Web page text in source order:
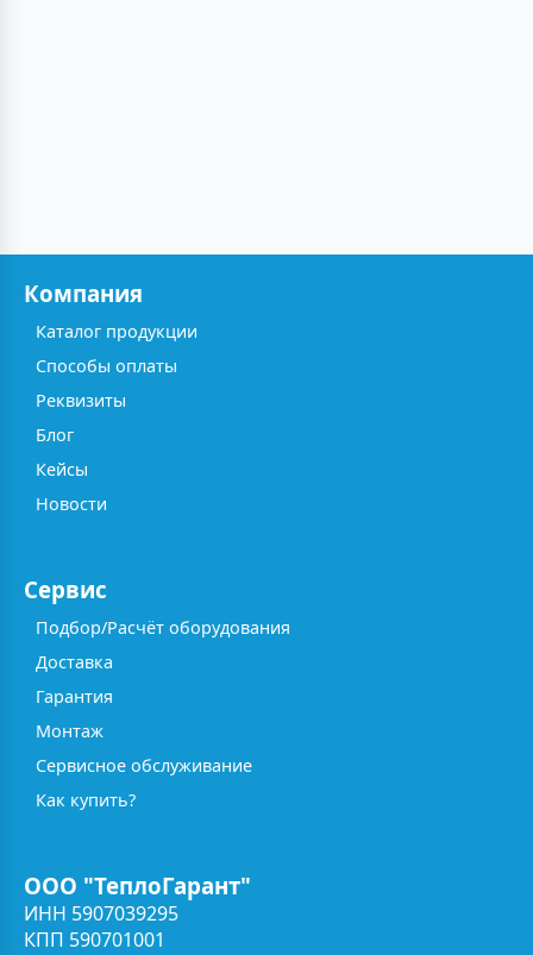
Компания
Каталог продукции
Способы оплаты
Реквизиты
Блог
Кейсы
Новости
Сервис
Подбор/Расчёт оборудования
Доставка
Гарантия
Монтаж
Сервисное обслуживание
Как купить?
ООО "ТеплоГарант"
ИНН 5907039295
КПП 590701001